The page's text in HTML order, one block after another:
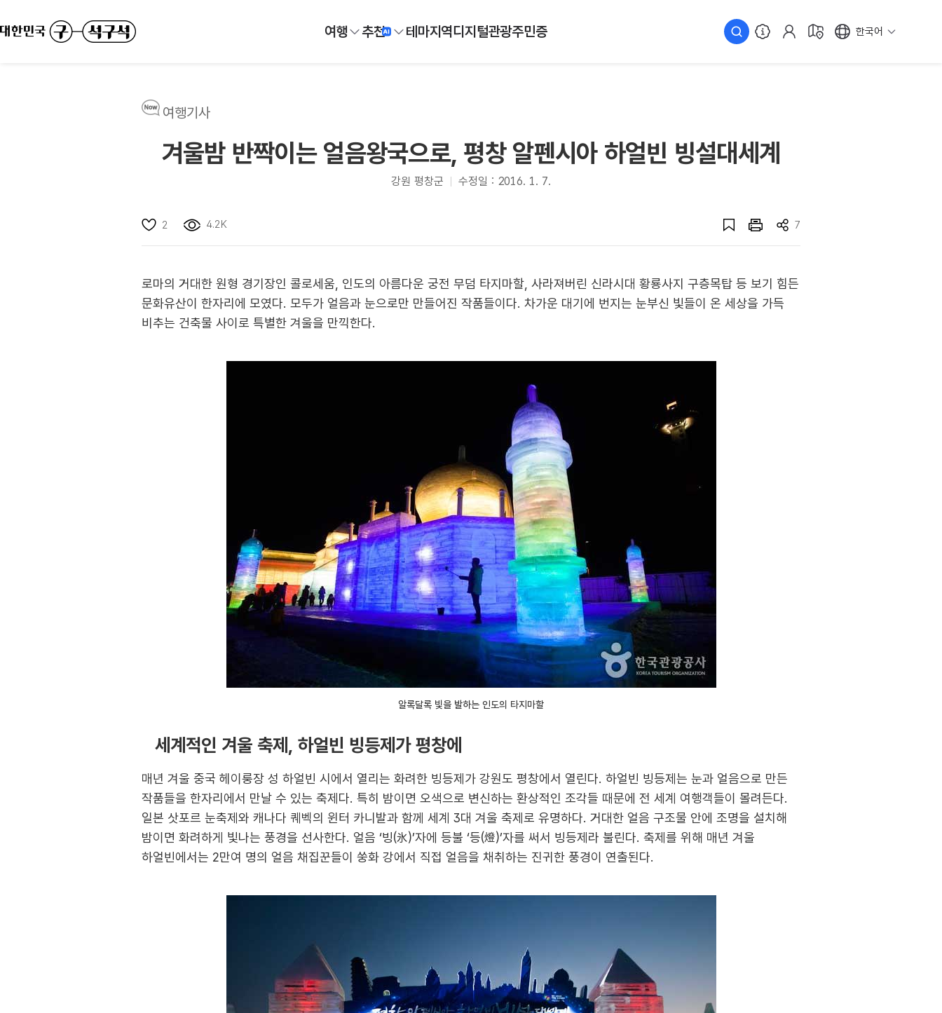
여행 추천 테마지역디지털관광주민증 한국어
여행기사
겨울밤 반짝이는 얼음왕국으로, 평창 알펜시아 하얼빈 빙설대세계
강원 평창군 수정일 : 2016. 1. 7.
2 4.2K 7
로마의 거대한 원형 경기장인 콜로세움, 인도의 아름다운 궁전 무덤 타지마할, 사라져버린 신라시대 황룡사지 구층목탑 등 보기 힘든
문화유산이 한자리에 모였다. 모두가 얼음과 눈으로만 만들어진 작품들이다. 차가운 대기에 번지는 눈부신 빛들이 온 세상을 가득
비추는 건축물 사이로 특별한 겨울을 만끽한다.
알록달록 빛을 발하는 인도의 타지마할
세계적인 겨울 축제, 하얼빈 빙등제가 평창에
매년 겨울 중국 헤이룽장 성 하얼빈 시에서 열리는 화려한 빙등제가 강원도 평창에서 열린다. 하얼빈 빙등제는 눈과 얼음으로 만든
작품들을 한자리에서 만날 수 있는 축제다. 특히 밤이면 오색으로 변신하는 환상적인 조각들 때문에 전 세계 여행객들이 몰려든다.
일본 삿포르 눈축제와 캐나다 퀘벡의 윈터 카니발과 함께 세계 3대 겨울 축제로 유명하다. 거대한 얼음 구조물 안에 조명을 설치해
밤이면 화려하게 빛나는 풍경을 선사한다. 얼음 ‘빙(氷)’자에 등불 ‘등(燈)’자를 써서 빙등제라 불린다. 축제를 위해 매년 겨울
하얼빈에서는 2만여 명의 얼음 채집꾼들이 쑹화 강에서 직접 얼음을 채취하는 진귀한 풍경이 연출된다.